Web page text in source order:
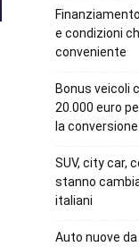
e condizioni
conveniente
Bonus veicoli
20.000 euro
la conversione
SUV, city car,
stanno
italiani
Auto nuove da